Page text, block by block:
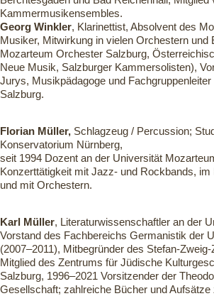
Kammermusikensembles.
Georg Winkler, Klarinettist, Absolvent des
Musiker, Mitwirkung in vielen Orchestern und
Mozarteum Orchester Salzburg,
Neue Musik, Salzburger Kammersolisten),
Jurys, Musikpädagoge und
Salzburg.
Florian Müller, Schlagzeug / Percussion;
Konservatorium Nürnberg,
seit 1994 Dozent an der Universität
Konzerttätigkeit mit Jazz- und Rockbands, im
und mit Orchestern.
Karl Müller, Literaturwissenschaftler an der
Vorstand des Fachbereichs Germanistik der
(2007–2011), Mitbegründer des Stefan-
Mitglied des Zentrums für Jüdische
Salzburg, 1996–2021 Vorsitzender der
Gesellschaft; zahlreiche Bücher und